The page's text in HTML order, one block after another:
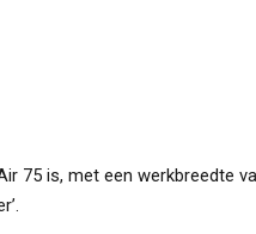
75 is, met een werkbreedte